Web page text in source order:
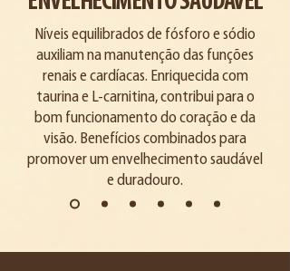
Níveis equilibrados de fósforo e sódio
auxiliam na manutenção das funções
renais e cardíacas. Enriquecida com
taurina e L-carnitina, contribui para o
bom funcionamento do coração e da
visão. Benefícios combinados para
promover um envelhecimento saudável
e duradouro.